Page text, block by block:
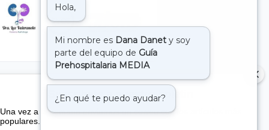
Suscribete a nuestro boletin
Una vez a la semana enviamos un correo con los artículos más
populares.